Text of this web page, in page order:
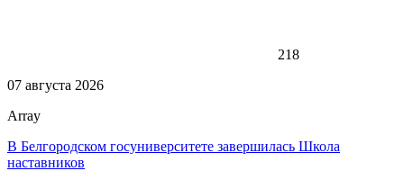
218
07 августа 2026
Array
В Белгородском госуниверситете завершилась Школа
наставников